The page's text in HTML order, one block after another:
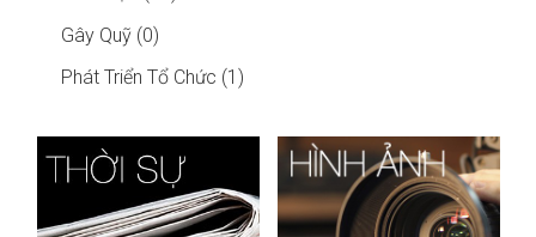
Gây Quỹ (0)
Phát Triển Tổ Chức (1)